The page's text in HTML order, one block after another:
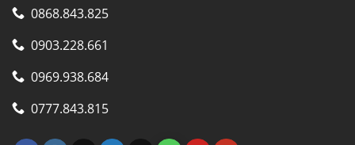
0868.843.825
0903.228.661
0969.938.684
0777.843.815